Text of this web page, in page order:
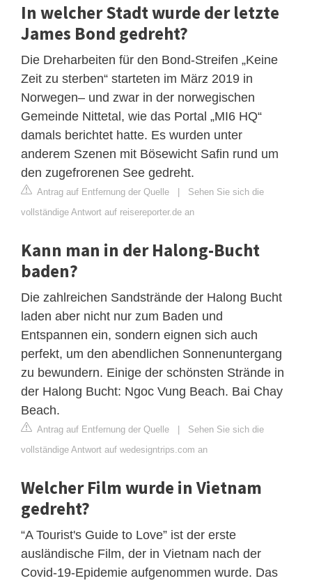
In welcher Stadt wurde der letzte
James Bond gedreht?
Die Dreharbeiten für den Bond-Streifen „Keine
Zeit zu sterben“ starteten im März 2019 in
Norwegen– und zwar in der norwegischen
Gemeinde Nittetal, wie das Portal „MI6 HQ“
damals berichtet hatte. Es wurden unter
anderem Szenen mit Bösewicht Safin rund um
den zugefrorenen See gedreht.
Antrag auf Entfernung der Quelle | Sehen Sie sich die
vollständige Antwort auf reisereporter.de an
Kann man in der Halong-Bucht
baden?
Die zahlreichen Sandstrände der Halong Bucht
laden aber nicht nur zum Baden und
Entspannen ein, sondern eignen sich auch
perfekt, um den abendlichen Sonnenuntergang
zu bewundern. Einige der schönsten Strände in
der Halong Bucht: Ngoc Vung Beach. Bai Chay
Beach.
Antrag auf Entfernung der Quelle | Sehen Sie sich die
vollständige Antwort auf wedesigntrips.com an
Welcher Film wurde in Vietnam
gedreht?
“A Tourist's Guide to Love” ist der erste
ausländische Film, der in Vietnam nach der
Covid-19-Epidemie aufgenommen wurde. Das